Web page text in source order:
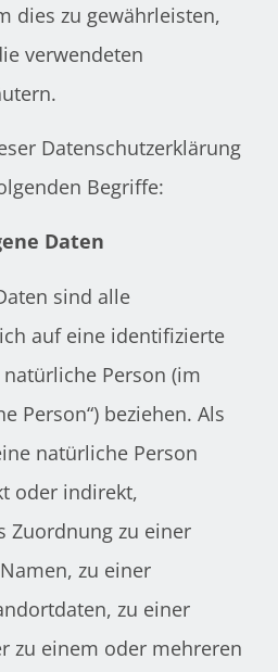
dies zu gewährleisten,
verwendeten
Datenschutzerklärung
Begriffe:
Daten
sind alle
auf eine identifizierte
Person (im
Person“) beziehen. Als
natürliche Person
oder indirekt,
Zuordnung zu einer
zu einer
zu einer
zu einem oder mehreren